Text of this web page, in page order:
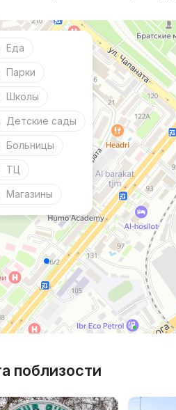
Еда
Парки
Школы
Детские сады
Больницы
ТЦ
Магазины
поблизости